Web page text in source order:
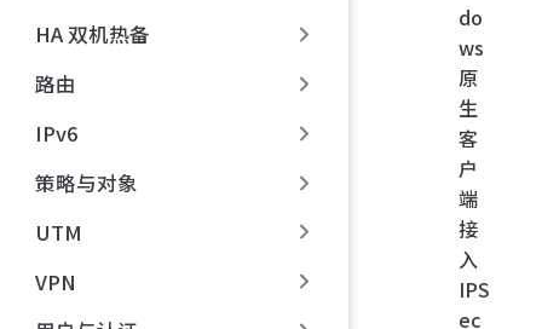
HA 双机热备
路由
IPv6
策略与对象
UTM
VPN
do
ws
原
生
客
户
端
接
入
IPS
ec